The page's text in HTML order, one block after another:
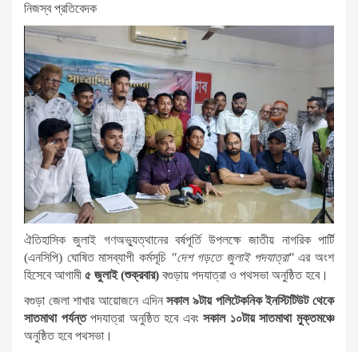
নিজস্ব প্রতিবেদক
ঐতিহাসিক জুলাই গণঅভ্যুত্থানের বর্ষপূর্তি উপলক্ষে জাতীয় নাগরিক পার্টি
(এনসিপি) ঘোষিত মাসব্যাপী কর্মসূচি "দেশ গড়তে জুলাই পদযাত্রা"এর অংশ
হিসেবে আগামী ৫ জুলাই (শুক্রবার) বগুড়ায় পদযাত্রা ও পথসভা অনুষ্ঠিত হবে।
বগুড়া জেলা শাখার আয়োজনে এদিনসকাল ৯টায় পলিটেকনিক ইনস্টিটিউট থেকে
সাতমাথা পর্যন্তপদযাত্রা অনুষ্ঠিত হবে এবংসকাল ১০টায় সাতমাথা মুক্তমঞ্চে
অনুষ্ঠিত হবে পথসভা।